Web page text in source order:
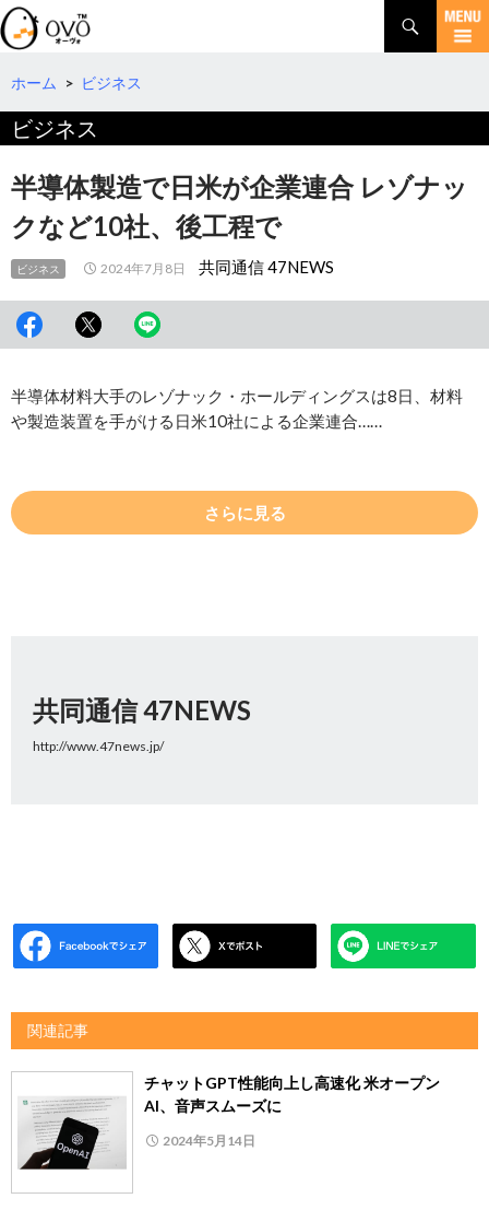
検
索
コ
テ
へ
動
ホーム > ビジネス
ビジネス
半導体製造で日米が企業連合 レゾナッ
クなど10社、後工程で
ビジネス 2024年7月8日 共同通信 47NEWS
半導体材料大手のレゾナック・ホールディングスは8日、材料
や製造装置を手がける日米10社による企業連合……
さらに見る
共同通信 47NEWS
http://www.47news.jp/
関連記事
チャットGPT性能向上し高速化 米オープン
AI、音声スムーズに
2024年5月14日